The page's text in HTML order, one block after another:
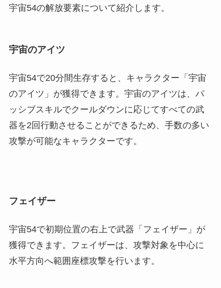
宇宙54の解放要素について紹介します。
宇宙のアイツ
宇宙54で20分間生存すると、キャラクター「宇宙
のアイツ」が獲得できます。宇宙のアイツは、パ
ッシブスキルでクールダウンに応じてすべての武
器を2回行動させることができるため、手数の多い
攻撃が可能なキャラクターです。
フェイザー
宇宙54で初期位置の右上で武器「フェイザー」が
獲得できます。フェイザーは、攻撃対象を中心に
水平方向へ範囲座標攻撃を行います。